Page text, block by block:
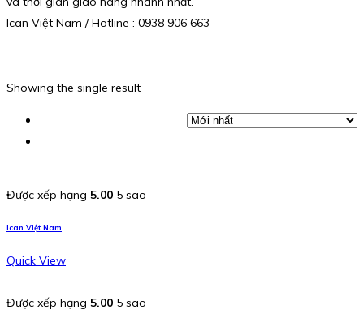
Ican Việt Nam / Hotline : 0938 906 663
Showing the single result
Được xếp hạng 5.00 5 sao
Ican Việt Nam
Quick View
Được xếp hạng 5.00 5 sao